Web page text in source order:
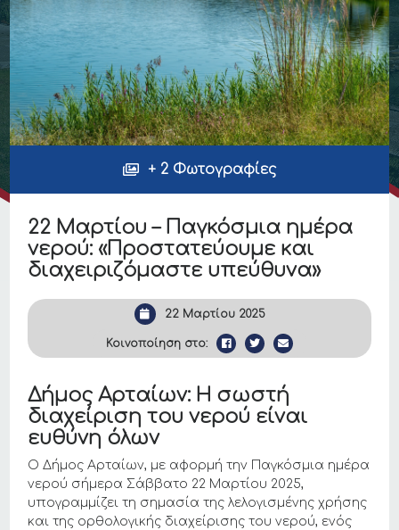
+ 2 Φωτογραφίες
22 Μαρτίου – Παγκόσμια ημέρα
νερού: «Προστατεύουμε και
διαχειριζόμαστε υπεύθυνα»
22 Μαρτίου 2025
Κοινοποίηση στο:
Δήμος Αρταίων: Η σωστή
διαχείριση του νερού είναι
ευθύνη όλων
Ο Δήμος Αρταίων, με αφορμή την Παγκόσμια ημέρα
νερού σήμερα Σάββατο 22 Μαρτίου 2025,
υπογραμμίζει τη σημασία της λελογισμένης χρήσης
και της ορθολογικής διαχείρισης του νερού, ενός